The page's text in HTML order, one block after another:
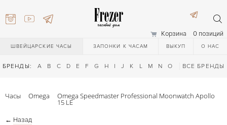
Корзина 0 позиций
ШВЕЙЦАРСКИЕ ЧАСЫ ЗАПОНКИ К ЧАСАМ ВЫКУП О НАС
БРЕНДЫ: A B C D E F G H I J K L M N O Q R S T
ВСЕ БРЕНДЫ
Часы Omega Omega Speedmaster Professional Moonwatch Apollo
15 LE
← Назад